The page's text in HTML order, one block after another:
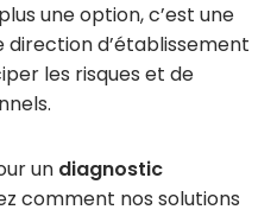
une option, c’est une
d’établissement
les risques et de
un diagnostic
comment nos solutions